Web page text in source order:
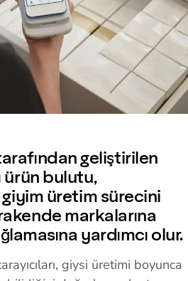
geliştirilen
ürün bulutu,
giyim üretim sürecini
markalarına
yardımcı olur.
giysi üretimi boyunca